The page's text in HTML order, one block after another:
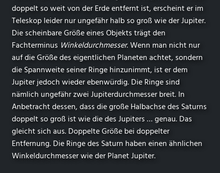
doppelt so weit von der Erde entfernt ist, erscheint er im
Teleskop leider nur ungefähr halb so groß wie der Jupiter.
Die scheinbare Größe eines Objekts trägt den
Fachterminus Winkeldurchmesser. Wenn man nicht nur
auf die Größe des eigentlichen Planeten achtet, sondern
die Spannweite seiner Ringe hinzunimmt, ist er dem
Jupiter jedoch wieder ebenwürdig. Die Ringe sind
nämlich ungefähr zwei Jupiterdurchmesser breit. In
Anbetracht dessen, dass die große Halbachse des Saturns
doppelt so groß ist wie die des Jupiters … genau. Das
gleicht sich aus. Doppelte Größe bei doppelter
Entfernung. Die Ringe des Saturn haben einen ähnlichen
Winkeldurchmesser wie der Planet Jupiter.